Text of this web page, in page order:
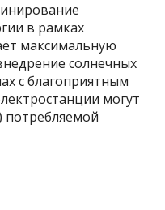
в рамках
максимальную
солнечных
с благоприятным
могут
потребляемой